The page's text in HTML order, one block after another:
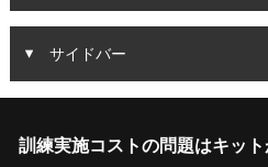
サイドバー
訓練実施コストの問題はキッ